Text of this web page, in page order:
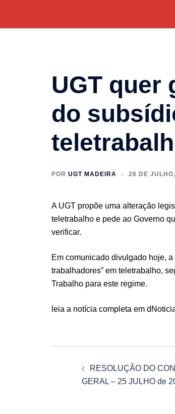
UGT quer
do
POR UGT MADEIRA 26 DE
A UGT propõe uma alteração
teletrabalho e pede ao Governo
verificar.
Em comunicado divulgado hoje,
trabalhadores” em teletrabalho,
Trabalho para este regime.
leia a notícia completa em
Navegação
RESOLUÇÃO DO
GERAL – 25 JULHO de